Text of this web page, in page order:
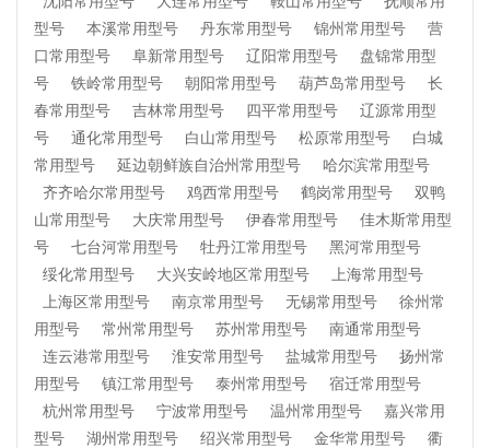
型号
本溪常用型号 丹东常用型号 锦州常用型号
营
口常用型号
阜新常用型号 辽阳常用型号
盘锦常用型
号
铁岭常用型号 朝阳常用型号 葫芦岛常用型号
长
春常用型号
吉林常用型号 四平常用型号
辽源常用型
号
通化常用型号 白山常用型号 松原常用型号
白城
常用型号
延边朝鲜族自治州常用型号
哈尔滨常用型号
齐齐哈尔常用型号
鸡西常用型号 鹤岗常用型号
双鸭
山常用型号
大庆常用型号 伊春常用型号
佳木斯常用型
号
七台河常用型号 牡丹江常用型号
黑河常用型号
绥化常用型号
大兴安岭地区常用型号
上海常用型号
上海区常用型号
南京常用型号 无锡常用型号
徐州常
用型号
常州常用型号 苏州常用型号
南通常用型号
连云港常用型号
淮安常用型号 盐城常用型号
扬州常
用型号
镇江常用型号 泰州常用型号
宿迁常用型号
杭州常用型号
宁波常用型号 温州常用型号
嘉兴常用
型号
湖州常用型号 绍兴常用型号 金华常用型号
衢